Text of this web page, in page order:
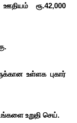
ரூ.42,000
உள்ளக புகார்
உறுதி செய்.